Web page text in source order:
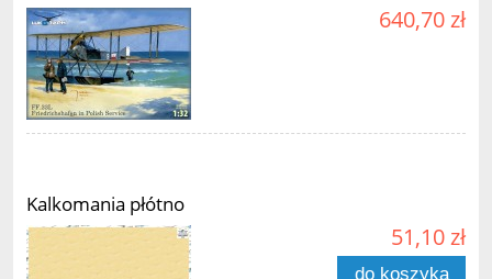
640,70 zł
Kalkomania płótno
51,10 zł
do koszyka